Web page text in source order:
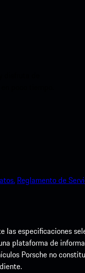
Reglamento de
especificaciones
plataforma de
Porsche no